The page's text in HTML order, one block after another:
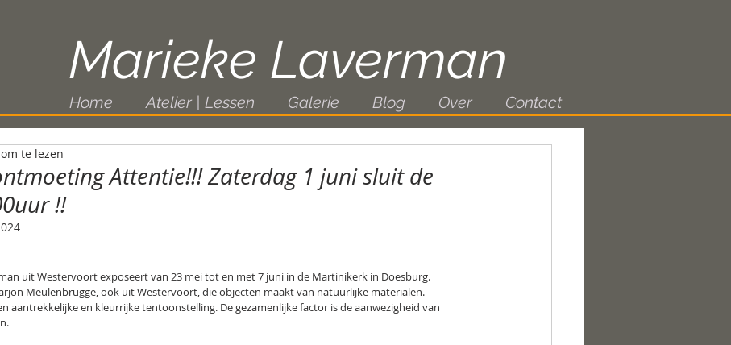
Marieke Laverman
Home Atelier | Lessen Galerie Blog Over Contact
Attentie!!! Zaterdag 1 juni sluit de
!!
te lezen
uit Westervoort exposeert van 23 mei tot en met 7 juni in de Martinikerk in Doesburg.
Meulenbrugge, ook uit Westervoort, die objecten maakt van natuurlijke materialen.
aantrekkelijke en kleurrijke tentoonstelling. De gezamenlijke factor is de aanwezigheid van